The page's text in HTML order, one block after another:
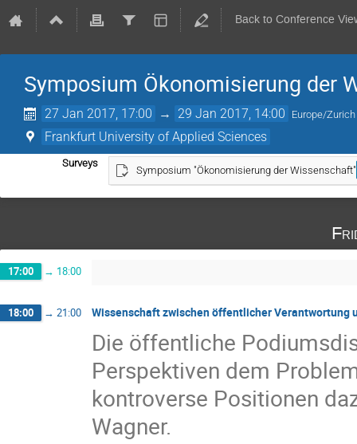
Back to Conference
Symposium Ökonomisierung der
27 Jan 2017, 17:00 → 29 Jan 2017, 14:00 Europe/Zurich
Frankfurt University of Applied Sciences
Surveys
Symposium "Ökonomisierung der Wissenschaft"
17:00 → 18:00
18:00 → 21:00 Wissenschaft zwischen öffentlicher Verantwortung
Die öffentliche
Perspektiven dem
kontroverse Positionen
Wagner.